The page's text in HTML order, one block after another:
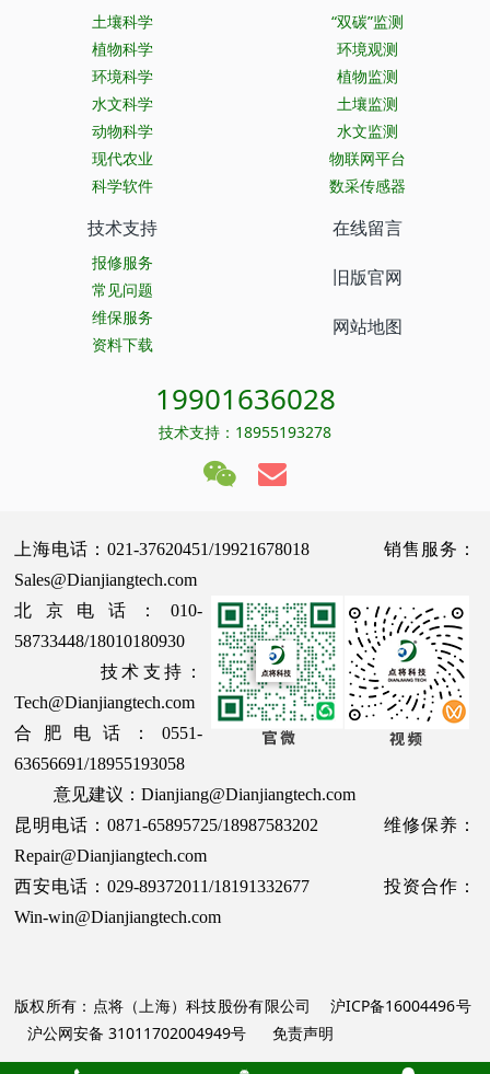
土壤科学
植物科学
环境科学
水文科学
动物科学
现代农业
科学软件
“双碳”监测
环境观测
植物监测
土壤监测
水文监测
物联网平台
数采传感器
技术支持
报修服务
常见问题
维保服务
资料下载
在线留言
旧版官网
网站地图
19901636028
技术支持：18955193278
上海电话：021-37620451/19921678018 销售服务：
Sales@Dianjiangtech.com
北京电话：010-
58733448/18010180930
技术支持：
Tech@Dianjiangtech.com
合肥电话：0551-
63656691/18955193058
意见建议：Dianjiang@Dianjiangtech.com
昆明电话：0871-65895725/18987583202 维修保养：
Repair@Dianjiangtech.com
西安电话：029-89372011/18191332677 投资合作：
Win-win@Dianjiangtech.com
版权所有：点将（上海）科技股份有限公司 沪ICP备16004496号
沪公网安备 31011702004949号
免责声明